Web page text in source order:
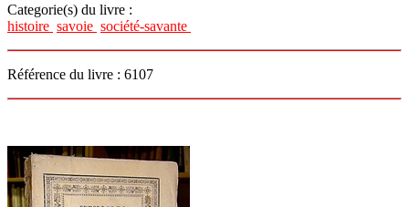
Categorie(s) du livre :
histoire savoie société-savante
Référence du livre : 6107